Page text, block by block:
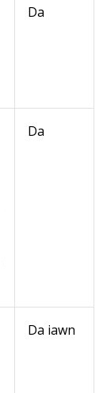
Da
Da
Da iawn